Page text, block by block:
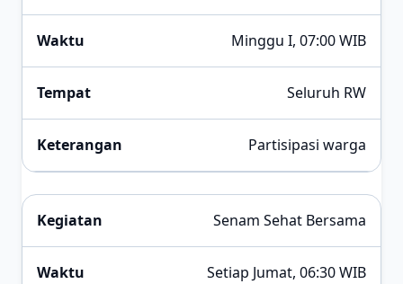
Minggu I, 07:00 WIB
Seluruh RW
Partisipasi warga
Senam Sehat Bersama
Setiap Jumat, 06:30 WIB